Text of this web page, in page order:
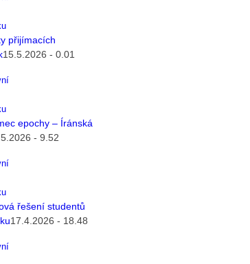
přijímacích
15.5.2026 - 0.01
epochy – Íránská
- 9.52
řešení studentů
17.4.2026 - 18.48